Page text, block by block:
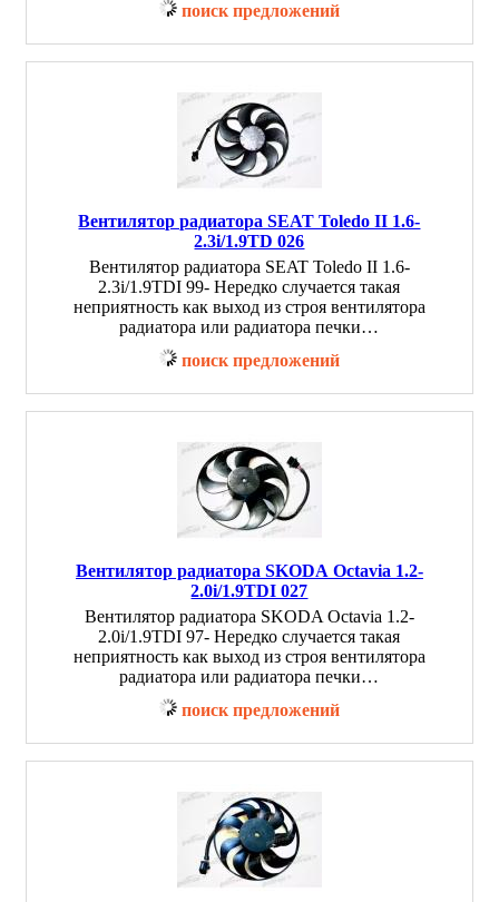
поиск предложений
Вентилятор радиатора SEAT Toledo II 1.6-
2.3i/1.9TD 026
Вентилятор радиатора SEAT Toledo II 1.6-
2.3i/1.9TDI 99- Нередко случается такая
неприятность как выход из строя вентилятора
радиатора или радиатора печки…
поиск предложений
Вентилятор радиатора SKODA Octavia 1.2-
2.0i/1.9TDI 027
Вентилятор радиатора SKODA Octavia 1.2-
2.0i/1.9TDI 97- Нередко случается такая
неприятность как выход из строя вентилятора
радиатора или радиатора печки…
поиск предложений